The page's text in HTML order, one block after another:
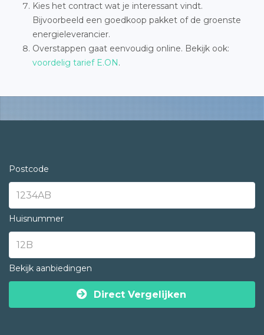
Kies het contract wat je interessant vindt.
Bijvoorbeeld een goedkoop pakket of de groenste
energieleverancier.
Overstappen gaat eenvoudig online. Bekijk ook:
voordelig tarief E.ON.
Postcode
Huisnummer
Bekijk aanbiedingen
Direct Vergelijken